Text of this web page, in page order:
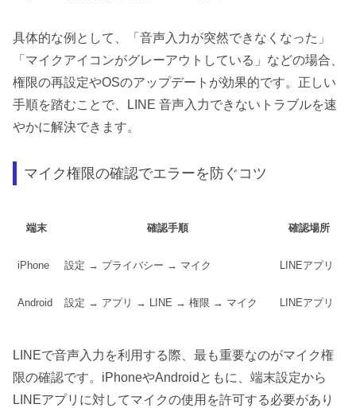
具体的な例として、「音声入力が突然できなくなった」
「マイクアイコンがグレーアウトしている」などの場合、
権限の再設定やOSのアップデートが効果的です。正しい
手順を踏むことで、LINE 音声入力できないトラブルを速
やかに解決できます。
マイク権限の確認でエラーを防ぐコツ
端末 確認手順 確認場所
iPhone 設定 → プライバシー → マイク LINEアプリ
Android 設定 → アプリ → LINE → 権限 → マイク LINEアプリ
LINEで音声入力を利用する際、最も重要なのがマイク権
限の確認です。iPhoneやAndroidともに、端末設定から
LINEアプリに対してマイクの使用を許可する必要があり